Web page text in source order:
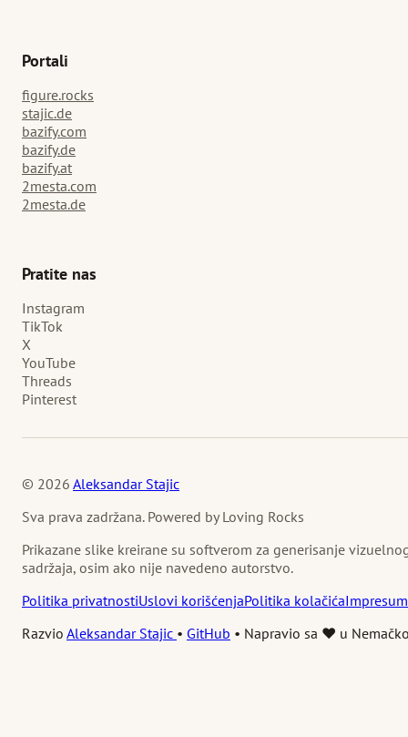
Portali
figure.rocks
stajic.de
bazify.com
bazify.de
bazify.at
2mesta.com
2mesta.de
Pratite nas
Instagram
TikTok
X
YouTube
Threads
Pinterest
© 2026 Aleksandar Stajic
Sva prava zadržana. Powered by Loving Rocks
Prikazane slike kreirane su softverom za generisanje
sadržaja, osim ako nije navedeno autorstvo.
Politika privatnostiUslovi korišćenjaPolitika kolačićaImpresum
Razvio Aleksandar Stajic • GitHub • Napravio sa ❤️ u